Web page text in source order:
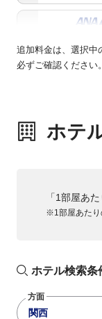
羽田
14:00
羽田
羽田
追加料金は、選択中
必ずご確認ください。
ホテ
「1部屋あ
※1部屋あたり
ホテル検索条
方面
関西